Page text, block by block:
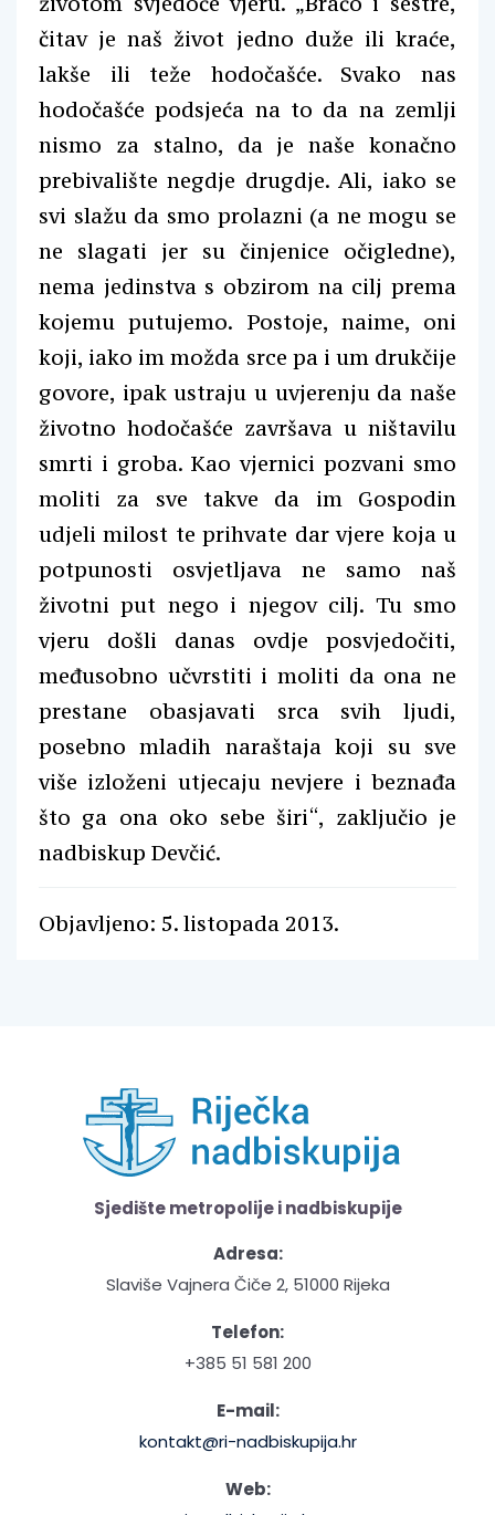
čitav je naš život jedno duže ili kraće,
lakše ili teže hodočašće. Svako nas
hodočašće podsjeća na to da na zemlji
nismo za stalno, da je naše konačno
prebivalište negdje drugdje. Ali, iako se
svi slažu da smo prolazni (a ne mogu se
ne slagati jer su činjenice očigledne),
nema jedinstva s obzirom na cilj prema
kojemu putujemo. Postoje, naime, oni
koji, iako im možda srce pa i um drukčije
govore, ipak ustraju u uvjerenju da naše
životno hodočašće završava u ništavilu
smrti i groba. Kao vjernici pozvani smo
moliti za sve takve da im Gospodin
udjeli milost te prihvate dar vjere koja u
potpunosti osvjetljava ne samo naš
životni put nego i njegov cilj. Tu smo
vjeru došli danas ovdje posvjedočiti,
međusobno učvrstiti i moliti da ona ne
prestane obasjavati srca svih ljudi,
posebno mladih naraštaja koji su sve
više izloženi utjecaju nevjere i beznađa
što ga ona oko sebe širi“, zaključio je
nadbiskup Devčić.
Objavljeno: 5. listopada 2013.
Sjedište metropolije i nadbiskupije
Adresa:
Slaviše Vajnera Čiče 2, 51000 Rijeka
Telefon:
+385 51 581 200
E-mail:
kontakt@ri-nadbiskupija.hr
Web: